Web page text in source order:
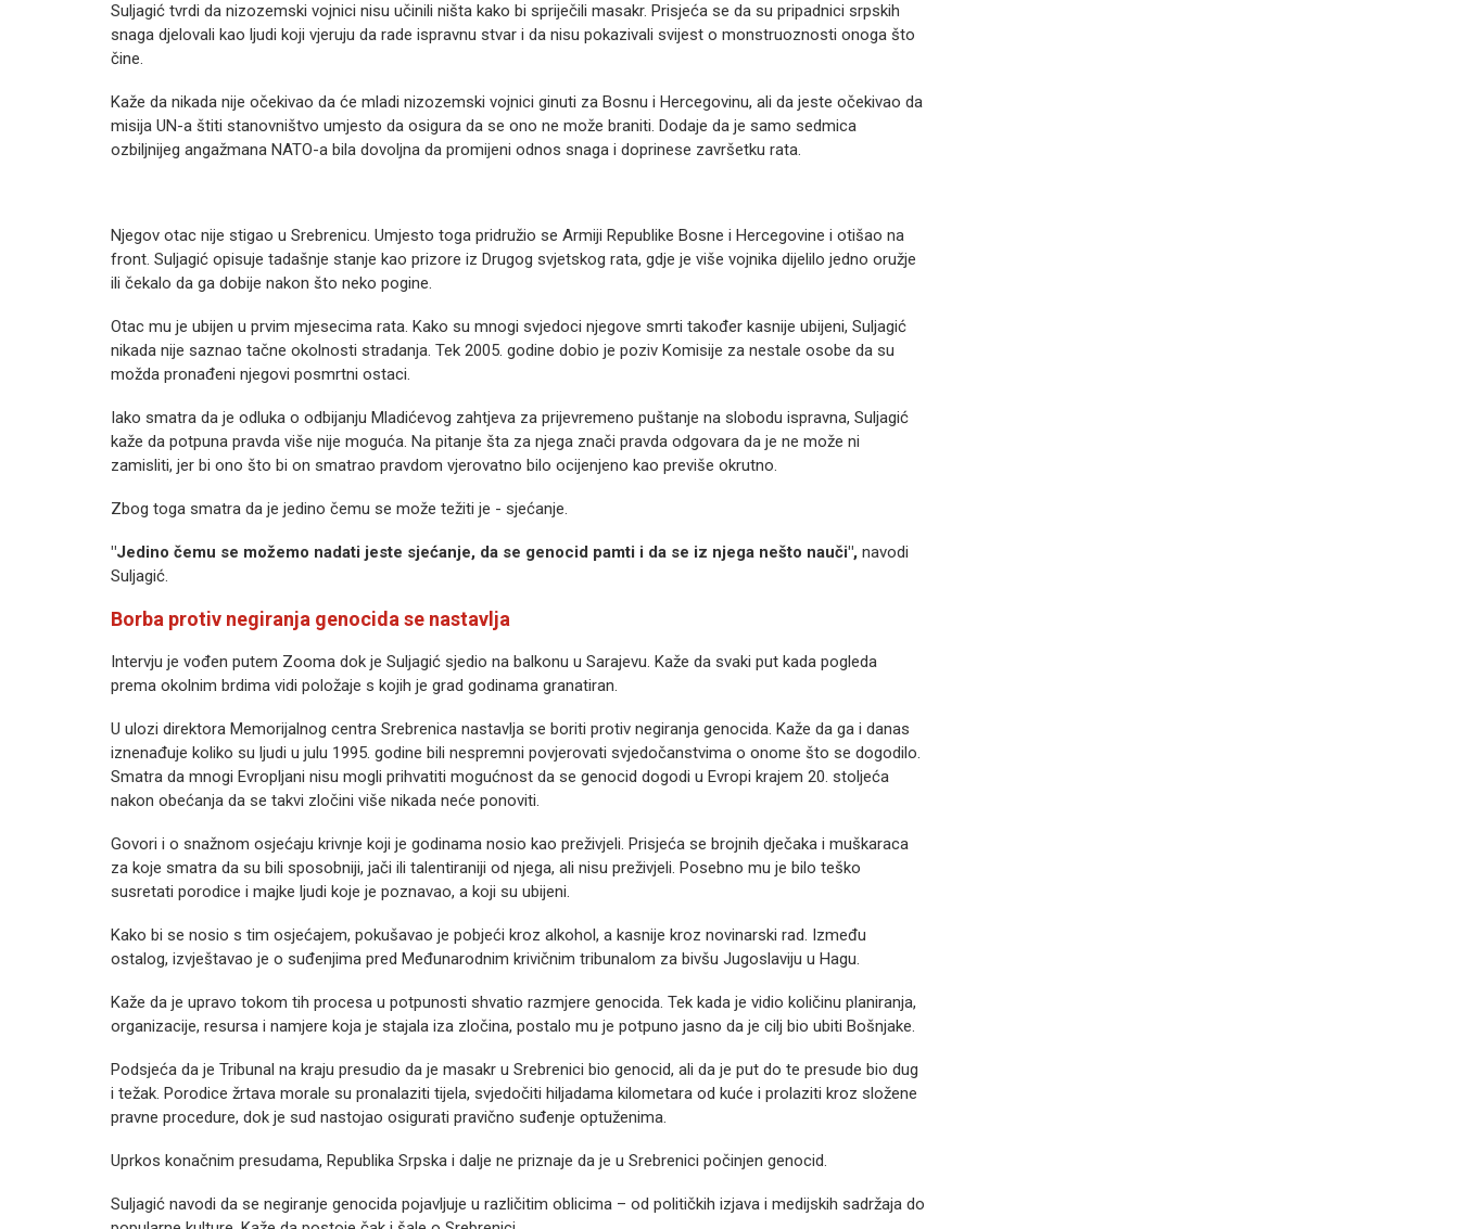
Suljagić tvrdi da nizozemski vojnici nisu učinili ništa kako bi spriječili masakr. Prisjeća se da su pripadnici srpskih
snaga djelovali kao ljudi koji vjeruju da rade ispravnu stvar i da nisu pokazivali svijest o monstruoznosti onoga što
čine.
Kaže da nikada nije očekivao da će mladi nizozemski vojnici ginuti za Bosnu i Hercegovinu, ali da jeste očekivao da
misija UN-a štiti stanovništvo umjesto da osigura da se ono ne može braniti. Dodaje da je samo sedmica
ozbiljnijeg angažmana NATO-a bila dovoljna da promijeni odnos snaga i doprinese završetku rata.
Njegov otac nije stigao u Srebrenicu. Umjesto toga pridružio se Armiji Republike Bosne i Hercegovine i otišao na
front. Suljagić opisuje tadašnje stanje kao prizore iz Drugog svjetskog rata, gdje je više vojnika dijelilo jedno oružje
ili čekalo da ga dobije nakon što neko pogine.
Otac mu je ubijen u prvim mjesecima rata. Kako su mnogi svjedoci njegove smrti također kasnije ubijeni, Suljagić
nikada nije saznao tačne okolnosti stradanja. Tek 2005. godine dobio je poziv Komisije za nestale osobe da su
možda pronađeni njegovi posmrtni ostaci.
Iako smatra da je odluka o odbijanju Mladićevog zahtjeva za prijevremeno puštanje na slobodu ispravna, Suljagić
kaže da potpuna pravda više nije moguća. Na pitanje šta za njega znači pravda odgovara da je ne može ni
zamisliti, jer bi ono što bi on smatrao pravdom vjerovatno bilo ocijenjeno kao previše okrutno.
Zbog toga smatra da je jedino čemu se može težiti je - sjećanje.
"Jedino čemu se možemo nadati jeste sjećanje, da se genocid pamti i da se iz njega nešto nauči", navodi
Suljagić.
Borba protiv negiranja genocida se nastavlja
Intervju je vođen putem Zooma dok je Suljagić sjedio na balkonu u Sarajevu. Kaže da svaki put kada pogleda
prema okolnim brdima vidi položaje s kojih je grad godinama granatiran.
U ulozi direktora Memorijalnog centra Srebrenica nastavlja se boriti protiv negiranja genocida. Kaže da ga i danas
iznenađuje koliko su ljudi u julu 1995. godine bili nespremni povjerovati svjedočanstvima o onome što se dogodilo.
Smatra da mnogi Evropljani nisu mogli prihvatiti mogućnost da se genocid dogodi u Evropi krajem 20. stoljeća
nakon obećanja da se takvi zločini više nikada neće ponoviti.
Govori i o snažnom osjećaju krivnje koji je godinama nosio kao preživjeli. Prisjeća se brojnih dječaka i muškaraca
za koje smatra da su bili sposobniji, jači ili talentiraniji od njega, ali nisu preživjeli. Posebno mu je bilo teško
susretati porodice i majke ljudi koje je poznavao, a koji su ubijeni.
Kako bi se nosio s tim osjećajem, pokušavao je pobjeći kroz alkohol, a kasnije kroz novinarski rad. Između
ostalog, izvještavao je o suđenjima pred Međunarodnim krivičnim tribunalom za bivšu Jugoslaviju u Hagu.
Kaže da je upravo tokom tih procesa u potpunosti shvatio razmjere genocida. Tek kada je vidio količinu planiranja,
organizacije, resursa i namjere koja je stajala iza zločina, postalo mu je potpuno jasno da je cilj bio ubiti Bošnjake.
Podsjeća da je Tribunal na kraju presudio da je masakr u Srebrenici bio genocid, ali da je put do te presude bio dug
i težak. Porodice žrtava morale su pronalaziti tijela, svjedočiti hiljadama kilometara od kuće i prolaziti kroz složene
pravne procedure, dok je sud nastojao osigurati pravično suđenje optuženima.
Uprkos konačnim presudama, Republika Srpska i dalje ne priznaje da je u Srebrenici počinjen genocid.
Suljagić navodi da se negiranje genocida pojavljuje u različitim oblicima – od političkih izjava i medijskih sadržaja do